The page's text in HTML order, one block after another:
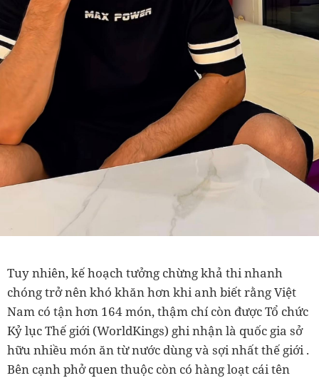
Tuy nhiên, kế hoạch tưởng chừng khả thi nhanh
chóng trở nên khó khăn hơn khi anh biết rằng Việt
Nam có tận hơn 164 món, thậm chí còn được Tổ chức
Kỷ lục Thế giới (WorldKings) ghi nhận là quốc gia sở
hữu nhiều món ăn từ nước dùng và sợi nhất thế giới .
Bên cạnh phở quen thuộc còn có hàng loạt cái tên